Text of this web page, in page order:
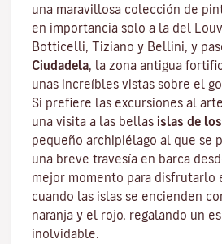
una maravillosa colección de
en importancia solo a la del
Botticelli, Tiziano y Bellini, y
Ciudadela, la zona antigua
unas increíbles vistas sobre el
Si prefiere las excursiones al
una visita a las bellas islas de
pequeño archipiélago al que se
una breve travesía en barca
mejor momento para disfrutarlo
cuando las islas se encienden
naranja y el rojo, regalando un
inolvidable.